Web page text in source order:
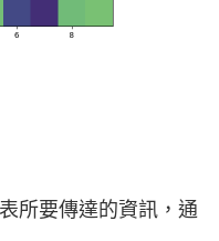
所要傳達的資訊，通